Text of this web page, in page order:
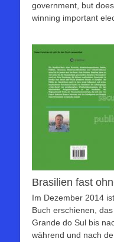
government, but
winning important
Brasilien fast
Im Dezember 2014
Buch erschienen,
Grande do Sul bis
während und nach